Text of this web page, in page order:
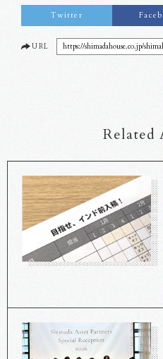
Twitter
URL https://shimadahouse.co.jp/
Related